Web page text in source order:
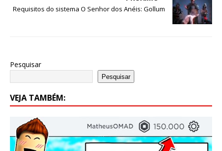
Requisitos do sistema O Senhor dos Anéis: Gollum
Pesquisar
Pesquisar
VEJA TAMBÉM: